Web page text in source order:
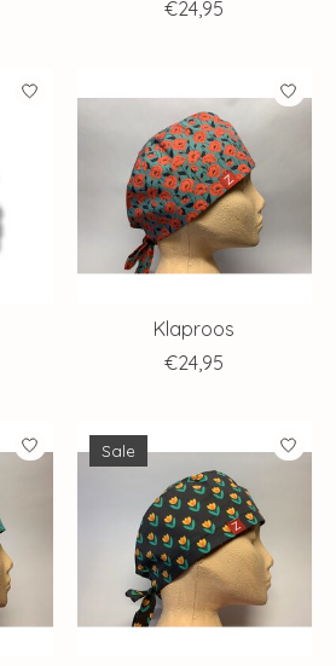
€24,95
Klaproos
€24,95
Sale